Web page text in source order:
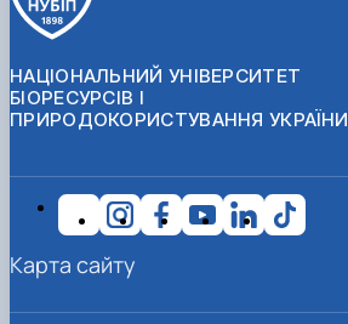
НАЦІОНАЛЬНИЙ УНІВЕРСИТЕТ
БІОРЕСУРСІВ І
ПРИРОДОКОРИСТУВАННЯ УКРАЇНИ
Карта сайту